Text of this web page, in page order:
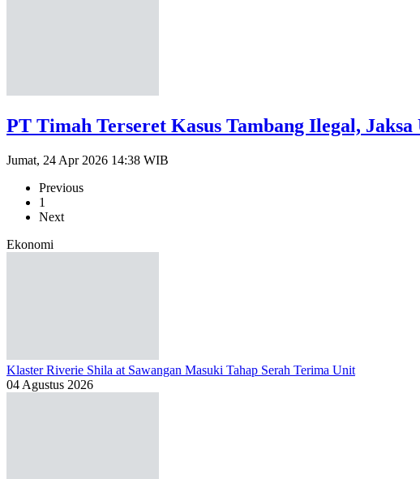
PT Timah Terseret Kasus Tambang Ilegal,
Jumat, 24 Apr 2026 14:38 WIB
Previous
1
Next
Ekonomi
Klaster Riverie Shila at Sawangan Masuki Tahap Serah Terima Unit
04 Agustus 2026